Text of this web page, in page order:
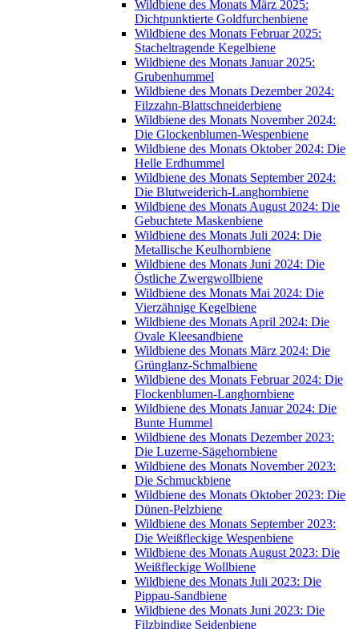
Wildbiene des Monats März 2025:
Dichtpunktierte Goldfurchenbiene
Wildbiene des Monats Februar 2025:
Stacheltragende Kegelbiene
Wildbiene des Monats Januar 2025:
Grubenhummel
Wildbiene des Monats Dezember 2024:
Filzzahn-Blattschneiderbiene
Wildbiene des Monats November 2024:
Die Glockenblumen-Wespenbiene
Wildbiene des Monats Oktober 2024: Die
Helle Erdhummel
Wildbiene des Monats September 2024:
Die Blutweiderich-Langhornbiene
Wildbiene des Monats August 2024: Die
Gebuchtete Maskenbiene
Wildbiene des Monats Juli 2024: Die
Metallische Keulhornbiene
Wildbiene des Monats Juni 2024: Die
Östliche Zwergwollbiene
Wildbiene des Monats Mai 2024: Die
Vierzähnige Kegelbiene
Wildbiene des Monats April 2024: Die
Ovale Kleesandbiene
Wildbiene des Monats März 2024: Die
Grünglanz-Schmalbiene
Wildbiene des Monats Februar 2024: Die
Flockenblumen-Langhornbiene
Wildbiene des Monats Januar 2024: Die
Bunte Hummel
Wildbiene des Monats Dezember 2023:
Die Luzerne-Sägehornbiene
Wildbiene des Monats November 2023:
Die Schmuckbiene
Wildbiene des Monats Oktober 2023: Die
Dünen-Pelzbiene
Wildbiene des Monats September 2023:
Die Weißfleckige Wespenbiene
Wildbiene des Monats August 2023: Die
Weißfleckige Wollbiene
Wildbiene des Monats Juli 2023: Die
Pippau-Sandbiene
Wildbiene des Monats Juni 2023: Die
Filzbindige Seidenbiene